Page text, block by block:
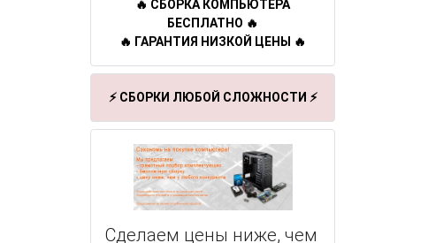
🔥 СБОРКА КОМПЬЮТЕРА
БЕСПЛАТНО 🔥
🔥 ГАРАНТИЯ НИЗКОЙ ЦЕНЫ 🔥
⚡ СБОРКИ ЛЮБОЙ СЛОЖНОСТИ ⚡
Сделаем цены ниже, чем